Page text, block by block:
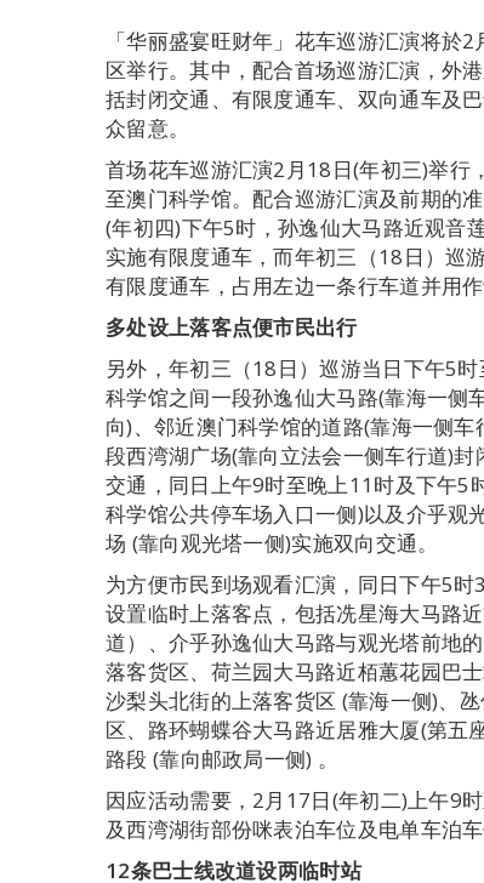
「华丽盛宴旺财年」花车巡游汇演将於
区举行。其中，配合首场巡游汇演，外
括封闭交通、有限度通车、双向通车及
众留意。
首场花车巡游汇演2月18日(年初三)举行
至澳门科学馆。配合巡游汇演及前期的
(年初四)下午5时，孙逸仙大马路近观音
实施有限度通车，而年初三（18日）巡
有限度通车，占用左边一条行车道并用
多处设上落客点便市民出行
另外，年初三（18日）巡游当日下午5
科学馆之间一段孙逸仙大马路(靠海一侧
向)、邻近澳门科学馆的道路(靠海一侧
段西湾湖广场(靠向立法会一侧车行道)
交通，同日上午9时至晚上11时及下午5
科学馆公共停车场入口一侧)以及介乎观
场 (靠向观光塔一侧)实施双向交通。
为方便市民到场观看汇演，同日下午5
设置临时上落客点，包括冼星海大马路
道）、介乎孙逸仙大马路与观光塔前地
落客货区、荷兰园大马路近栢蕙花园巴
沙梨头北街的上落客货区 (靠海一侧)、
区、路环蝴蝶谷大马路近居雅大厦(第五
路段 (靠向邮政局一侧) 。
因应活动需要，2月17日(年初二)上午9
及西湾湖街部份咪表泊车位及电单车泊
12条巴士线改道设两临时站